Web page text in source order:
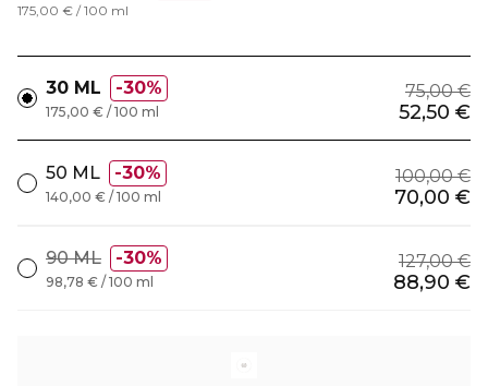
175,00 € / 100 ml
30 ML 30% 75,00 €
52,50 €
175,00 € / 100 ml
50 ML 30% 100,00 €
70,00 €
140,00 € / 100 ml
90 ML 30% 127,00 €
88,90 €
98,78 € / 100 ml